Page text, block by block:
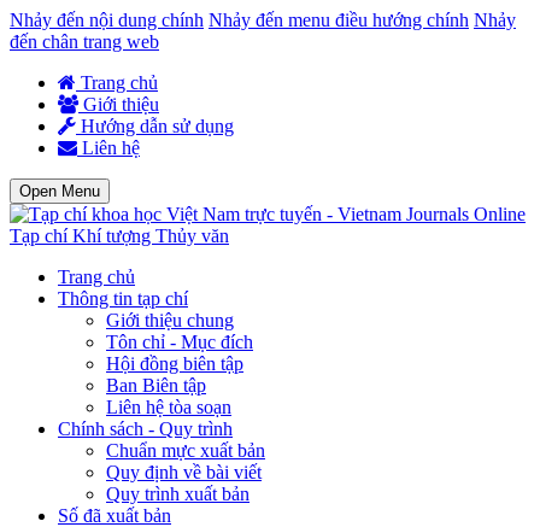
Nhảy đến nội dung chính Nhảy đến menu điều hướng chính Nhảy
đến chân trang web
Trang chủ
Giới thiệu
Hướng dẫn sử dụng
Liên hệ
Open Menu
Tạp chí Khí tượng Thủy văn
Trang chủ
Thông tin tạp chí
Giới thiệu chung
Tôn chỉ - Mục đích
Hội đồng biên tập
Ban Biên tập
Liên hệ tòa soạn
Chính sách - Quy trình
Chuẩn mực xuất bản
Quy định về bài viết
Quy trình xuất bản
Số đã xuất bản